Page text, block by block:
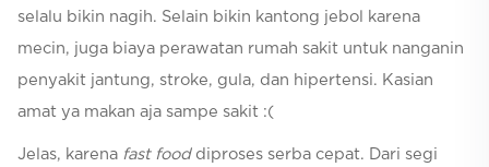
selalu bikin nagih. Selain bikin kantong jebol karena
mecin, juga biaya perawatan rumah sakit untuk nanganin
penyakit jantung, stroke, gula, dan hipertensi. Kasian
amat ya makan aja sampe sakit :(
Jelas, karena fast food diproses serba cepat. Dari segi